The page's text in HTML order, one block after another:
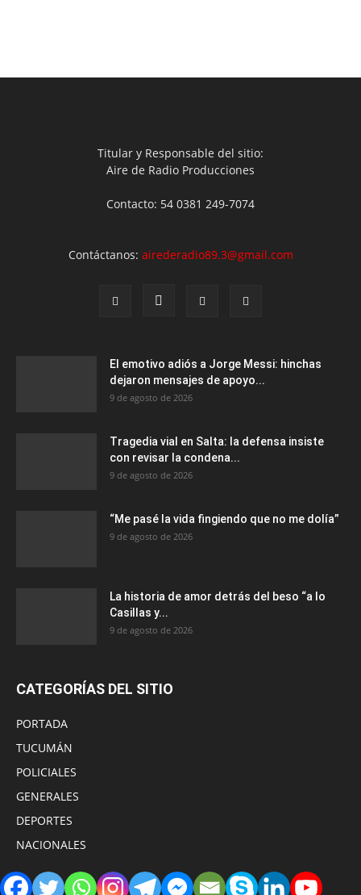
Titular y Responsable del sitio:
Aire de Radio Producciones
Contacto: 54 0381 249-7074
Contáctanos: airederadio89.3@gmail.com
El emotivo adiós a Jorge Messi: hinchas
dejaron mensajes de apoyo...
9 de agosto de 2026
Tragedia vial en Salta: la defensa insiste
con revisar la condena...
9 de agosto de 2026
“Me pasé la vida fingiendo que no me dolía”
9 de agosto de 2026
La historia de amor detrás del beso “a lo
Casillas y...
9 de agosto de 2026
CATEGORÍAS DEL SITIO
PORTADA
TUCUMÁN
POLICIALES
GENERALES
DEPORTES
NACIONALES